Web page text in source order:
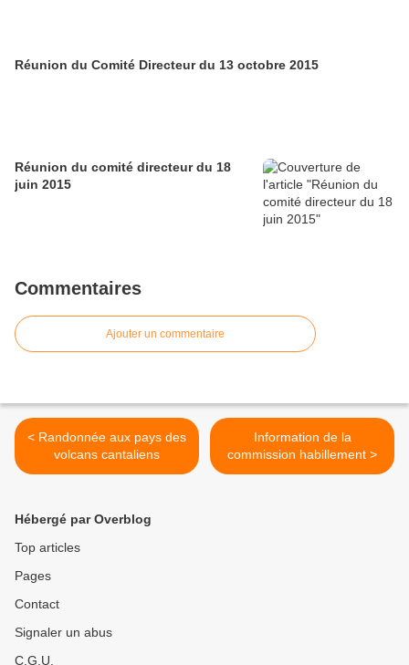
Réunion du Comité Directeur du 13 octobre 2015
Réunion du comité directeur du 18
juin 2015
Commentaires
Ajouter un commentaire
< Randonnée aux pays des
volcans cantaliens
Information de la
commission habillement >
Hébergé par Overblog
Top articles
Pages
Contact
Signaler un abus
C.G.U.